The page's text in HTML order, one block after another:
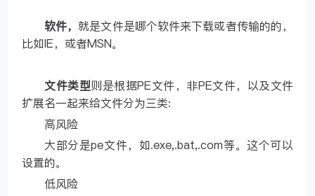
软件， 就是文件是哪个软件来下载或者传输的的，
比如IE，或者MSN。
文件类型则是根据PE文件，非PE文件，以及文件
扩展名一起来给文件分为三类:
高风险
大部分是pe文件，如.exe,.bat,.com等。这个可以
设置的。
低风险